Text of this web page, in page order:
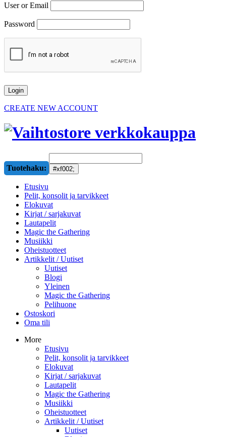
User or Email
Password
CREATE NEW ACCOUNT
Tuotehaku:
Etusivu
Pelit, konsolit ja tarvikkeet
Elokuvat
Kirjat / sarjakuvat
Lautapelit
Magic the Gathering
Musiikki
Oheistuotteet
Artikkelit / Uutiset
Uutiset
Blogi
Yleinen
Magic the Gathering
Pelihuone
Ostoskori
Oma tili
More
Etusivu
Pelit, konsolit ja tarvikkeet
Elokuvat
Kirjat / sarjakuvat
Lautapelit
Magic the Gathering
Musiikki
Oheistuotteet
Artikkelit / Uutiset
Uutiset